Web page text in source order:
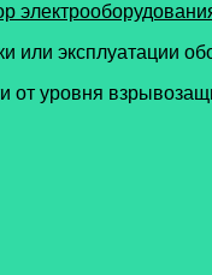
или эксплуатации
уровня